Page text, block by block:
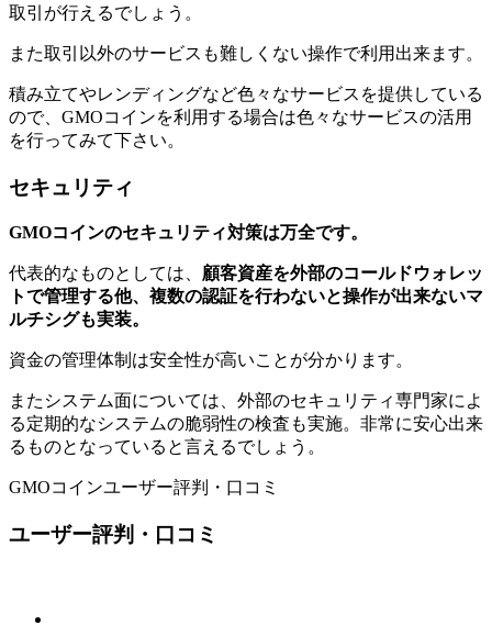
取引が行えるでしょう。
また取引以外のサービスも難しくない操作で利用出来ます。
積み立てやレンディングなど色々なサービスを提供している
ので、GMOコインを利用する場合は色々なサービスの活用
を行ってみて下さい。
セキュリティ
GMOコインのセキュリティ対策は万全です。
代表的なものとしては、 顧客資産を外部のコールドウォレッ
トで管理する他、複数の認証を行わないと操作が出来ないマ
ルチシグも実装。
資金の管理体制は安全性が高いことが分かります。
またシステム面については、外部のセキュリティ専門家によ
る定期的なシステムの脆弱性の検査も実施。非常に安心出来
るものとなっていると言えるでしょう。
GMOコインユーザー評判・口コミ
ユーザー評判・口コミ